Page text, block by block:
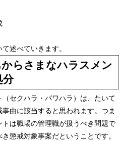
述べていきます。
らさまなハラスメン
分
セクハラ・パワハラ）は、たいて
由に該当すると思われます。つま
は職場の管理職が扱うべき問題で
懲戒対象事案だということです。